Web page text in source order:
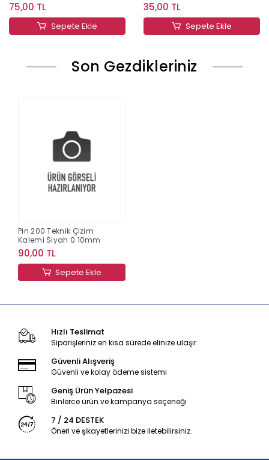
75,00 TL
Sepete Ekle
35,00 TL
Sepete Ekle
Son Gezdikleriniz
Pin 200 Teknik Çizim
Kalemi Siyah 0.10mm
90,00 TL
Sepete Ekle
Hızlı Teslimat
Siparişleriniz en kısa sürede elinize ulaşır.
Güvenli Alışveriş
Güvenli ve kolay ödeme sistemi
Geniş Ürün Yelpazesi
Binlerce ürün ve kampanya seçeneği
7 / 24 DESTEK
Öneri ve şikayetlerinizi bize iletebilirsiniz.